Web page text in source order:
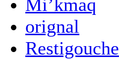
Mi’kmaq
orignal
Restigouche